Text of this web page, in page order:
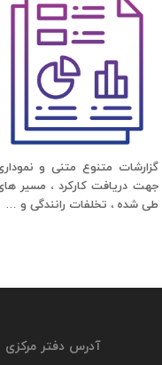
گزارشات متنوع متنی و
جهت دریافت کارکرد ، مسیر
طی شده ، تخلفات رانندگی و …
آدرس دفتر مرکزی